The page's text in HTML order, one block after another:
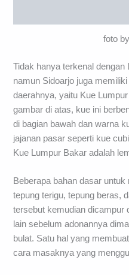
foto
Tidak hanya terkenal dengan
namun Sidoarjo juga
daerahnya, yaitu Kue
gambar di atas, kue ini
di bagian bawah dan warna
jajanan pasar seperti kue
Kue Lumpur Bakar adalah
Beberapa bahan dasar
tepung terigu, tepung beras,
tersebut kemudian dicampur
lain sebelum adonannya
bulat. Satu hal yang
cara masaknya yang